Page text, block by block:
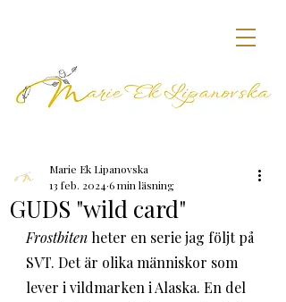
GUDS "wild card"
Marie Ek Lipanovska
13 feb. 2024 6 min läsning
Frostbiten heter en serie jag följt på
SVT. Det är olika människor som
lever i vildmarken i Alaska. En del